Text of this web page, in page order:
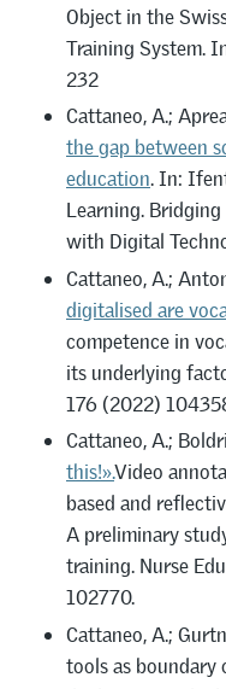
Object in the
Training System.
232
Cattaneo, A.;
the gap between
education. In:
Learning.
with Digital
Cattaneo, A.;
digitalised are
competence in
its underlying
176 (2022)
Cattaneo, A.;
this!».Video
based and
A preliminary
training. Nurse
102770.
Cattaneo, A.;
tools as